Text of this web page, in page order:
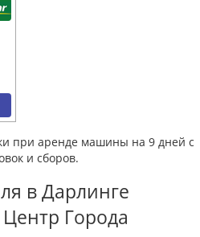
при аренде машины на 9 дней с
и сборов.
в Дарлинге
Города